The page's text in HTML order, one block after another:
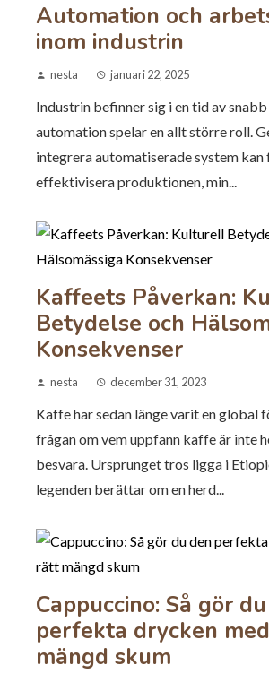
Automation och
inom industrin
nesta januari 22, 2025
Industrin befinner sig i en tid av
automation spelar en allt större roll.
integrera automatiserade system
effektivisera produktionen, min...
Kaffeets Påverkan:
Betydelse och
Konsekvenser
nesta december 31, 2023
Kaffe har sedan länge varit en global
frågan om vem uppfann kaffe är inte
besvara. Ursprunget tros ligga i
legenden berättar om en herd...
Cappuccino: Så gör
perfekta drycken
mängd skum